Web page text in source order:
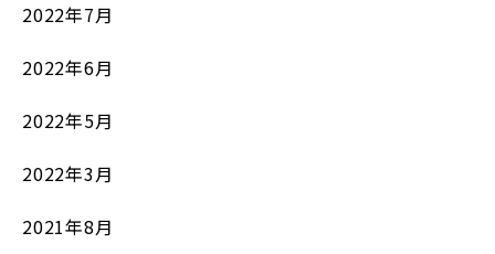
2022年7月
2022年6月
2022年5月
2022年3月
2021年8月